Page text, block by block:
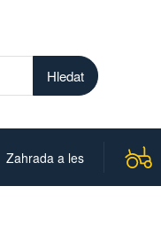
Zahrada a les